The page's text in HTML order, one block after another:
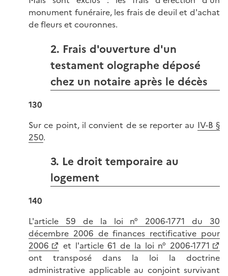
monument funéraire, les frais de deuil et d'achat
de fleurs et couronnes.
2. Frais d'ouverture d'un
testament olographe déposé
chez un notaire après le décès
130
Sur ce point, il convient de se reporter au IV-B §
250.
3. Le droit temporaire au
logement
140
L'article 59 de la loi n° 2006-1771 du 30
décembre 2006 de finances rectificative pour
2006
et l'article 61 de la loi n° 2006-1771
ont transposé dans la loi la doctrine
administrative applicable au conjoint survivant